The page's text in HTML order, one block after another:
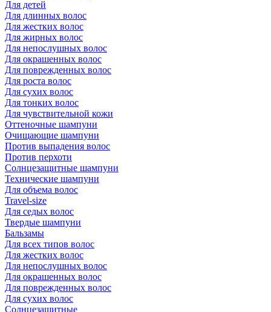
Для детей
Для длинных волос
Для жестких волос
Для жирных волос
Для непослушных волос
Для окрашенных волос
Для поврежденных волос
Для роста волос
Для сухих волос
Для тонких волос
Для чувствительной кожи
Оттеночные шампуни
Очищающие шампуни
Против выпадения волос
Против перхоти
Солнцезащитные шампуни
Технические шампуни
Для объема волос
Travel-size
Для седых волос
Твердые шампуни
Бальзамы
Для всех типов волос
Для жестких волос
Для непослушных волос
Для окрашенных волос
Для поврежденных волос
Для сухих волос
Солнцезащитные